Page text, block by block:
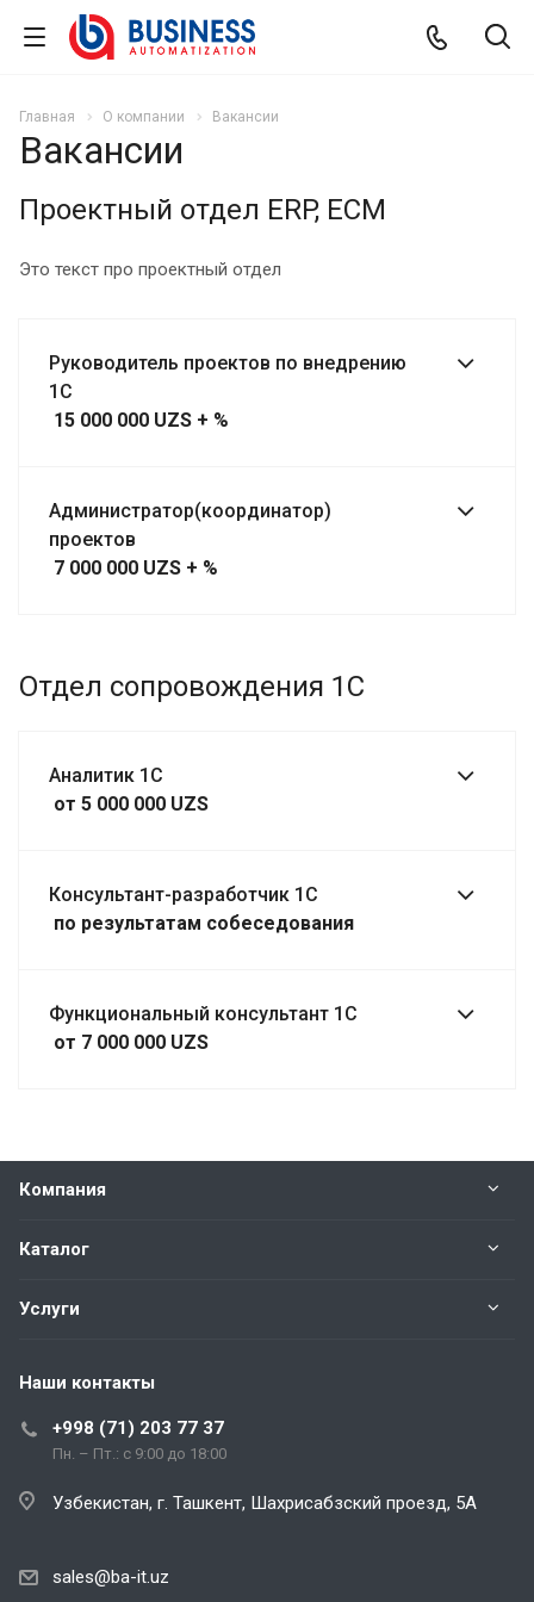
Главная О компании Вакансии
Вакансии
Проектный отдел ERP, ECM
Это текст про проектный отдел
Руководитель проектов по внедрению
1С
15 000 000 UZS + %
Администратор(координатор)
проектов
7 000 000 UZS + %
Отдел сопровождения 1С
Аналитик 1С
от 5 000 000 UZS
Консультант-разработчик 1С
по результатам собеседования
Функциональный консультант 1С
от 7 000 000 UZS
Компания
Каталог
Услуги
Наши контакты
+998 (71) 203 77 37
Пн. – Пт.: с 9:00 до 18:00
Узбекистан, г. Ташкент, Шахрисабзский проезд, 5А
sales@ba-it.uz